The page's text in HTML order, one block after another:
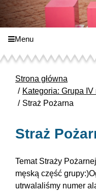
Menu
Strona główna
Kategoria: Grupa
Straż Pożarna
Straż
Temat Straży
męską część
utrwalaliśmy numer